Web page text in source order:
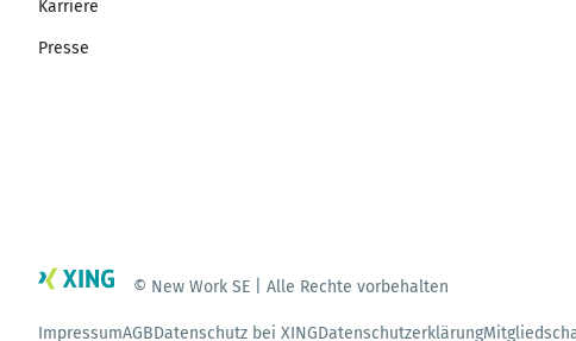
Karriere
Presse
© New Work SE | Alle Rechte vorbehalten
ImpressumAGBDatenschutz bei XINGDatenschutzerklärung